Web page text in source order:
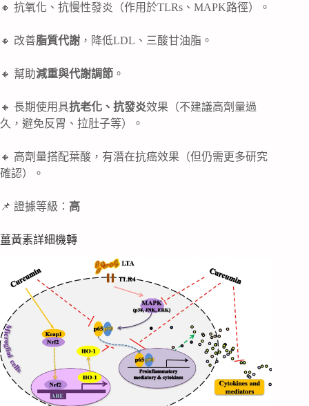
🔸 抗氧化、抗慢性發炎（作用於TLRs、MAPK路徑）。
🔸 改善脂質代謝 ，降低LDL、三酸甘油脂。
🔸 幫助減重與代謝調節 。
🔸 長期使用具抗老化、抗發炎效果（不建議高劑量過
久，避免反胃、拉肚子等）。
🔸 高劑量搭配葉酸，有潛在抗癌效果（但仍需更多研究
確認）。
📌 證據等級： 高
薑黃素詳細機轉